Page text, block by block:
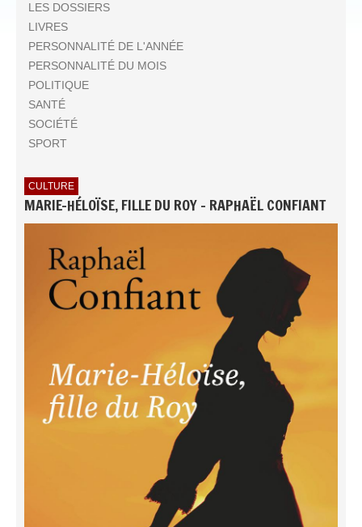
LES DOSSIERS
LIVRES
PERSONNALITÉ DE L'ANNÉE
PERSONNALITÉ DU MOIS
POLITIQUE
SANTÉ
SOCIÉTÉ
SPORT
CULTURE
MARIE-HÉLOÏSE, FILLE DU ROY - RAPHAËL CONFIANT